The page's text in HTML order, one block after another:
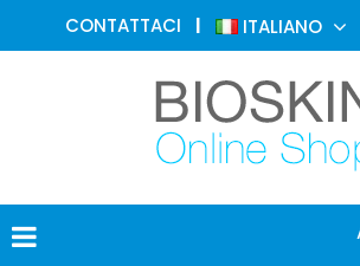
CONTATTACI ITALIANO
MEDICINA
ESTETICA
DERMATOLOGIA
FOTOTERAPIA
ELETTROMEDICALI